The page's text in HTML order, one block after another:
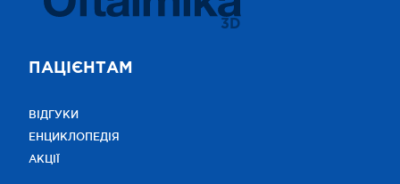
3D
ПАЦІЄНТАМ
ВІДГУКИ
ЕНЦИКЛОПЕДІЯ
АКЦІЇ